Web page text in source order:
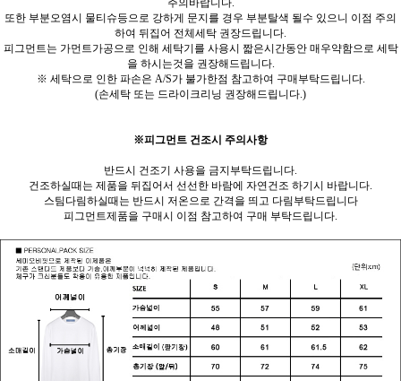
또한 부분오염시 물티슈등으로 강하게 문지를 경우 부분탈색 될수 있으니 이점 주의
하여 뒤집어 전체세탁 권장드립니다.
피그먼트는 가먼트가공으로 인해 세탁기를 사용시 짧은시간동안 매우약함으로 세탁
을 하시는것을 권장해드립니다.
※ 세탁으로 인한 파손은 A/S가 불가한점 참고하여 구매부탁드립니다.
(손세탁 또는 드라이크리닝 권장해드립니다.)
※피그먼트 건조시 주의사항
반드시 건조기 사용을 금지부탁드립니다.
건조하실때는 제품을 뒤집어서 선선한 바람에 자연건조 하기시 바랍니다.
스팀다림하실때는 반드시 저온으로 간격을 띄고 다림부탁드립니다
피그먼트제품을 구매시 이점 참고하여 구매 부탁드립니다.